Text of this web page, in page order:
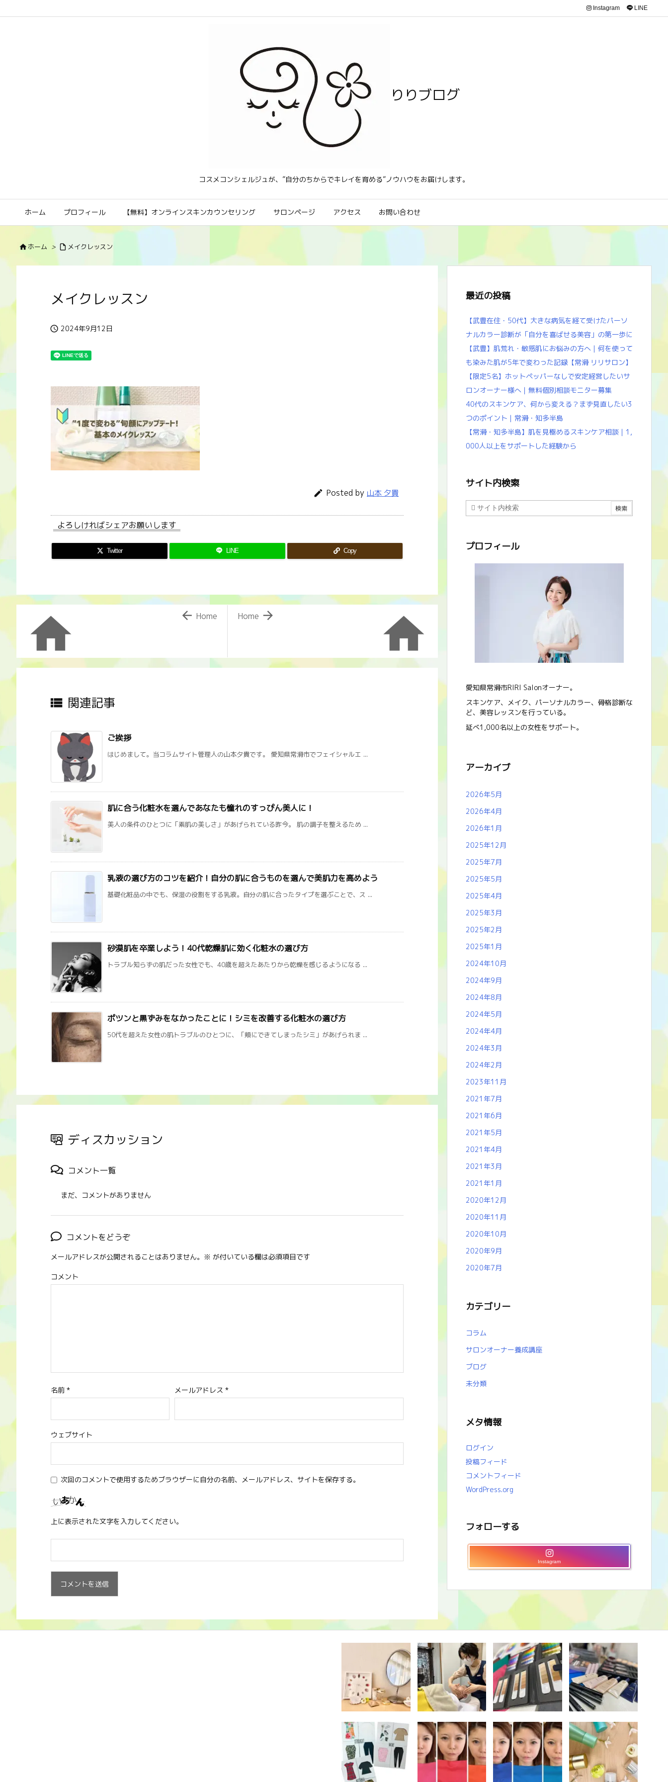
りりブログ
コスメコンシェルジュが、”自分のちからでキレイを育める”ノウハウをお届けします。
ホーム プロフィール 【無料】オンラインスキンカウンセリング サロンページ アクセス お問い合わせ
Instagram LINE
ホーム >  メイクレッスン
メイクレッスン
 2024年9月12日
 Posted by 山本 夕貴
よろしければシェアお願いします
Twitter LINE Copy


Home
  Home
 関連記事
ご挨拶
はじめまして。当コラムサイト管理人の山本夕貴です。 愛知県常滑市でフェイシャルエ ...
肌に合う化粧水を選んであなたも憧れのすっぴん美人に！
美人の条件のひとつに「素肌の美しさ」があげられている昨今。 肌の調子を整えるため ...
乳液の選び方のコツを紹介！自分の肌に合うものを選んで美肌力を高めよう
基礎化粧品の中でも、保湿の役割をする乳液。自分の肌に合ったタイプを選ぶことで、ス ...
砂漠肌を卒業しよう！40代乾燥肌に効く化粧水の選び方
トラブル知らずの肌だった女性でも、40歳を超えたあたりから乾燥を感じるようになる ...
ポツンと黒ずみをなかったことに！シミを改善する化粧水の選び方
50代を超えた女性の肌トラブルのひとつに、「頬にできてしまったシミ」があげられま ...
ディスカッション
コメント一覧
まだ、コメントがありません
コメントをどうぞ
メールアドレスが公開されることはありません。 ※ が付いている欄は必須項目です
コメント
名前 * メールアドレス *
ウェブサイト
次回のコメントで使用するためブラウザーに自分の名前、メールアドレス、サイトを保存する。
上に表示された文字を入力してください。
最近の投稿
【武豊在住・50代】大きな病気を経て受けたパーソ
ナルカラー診断が「自分を喜ばせる美容」の第一歩に
【武豊】肌荒れ・敏感肌にお悩みの方へ｜何を使って
も染みた肌が5年で変わった記録【常滑 リリサロン】
【限定5名】ホットペッパーなしで安定経営したいサ
ロンオーナー様へ｜無料個別相談モニター募集
40代のスキンケア、何から変える？まず見直したい3
つのポイント｜常滑・知多半島
【常滑・知多半島】肌を見極めるスキンケア相談｜1,
000人以上をサポートした経験から
サイト内検索
プロフィール
愛知県常滑市RIRI Salonオーナー。
スキンケア、メイク、パーソナルカラー、骨格診断な
ど、美容レッスンを行っている。
延べ1,000名以上の女性をサポート。
アーカイブ
2026年5月
2026年4月
2026年1月
2025年12月
2025年7月
2025年5月
2025年4月
2025年3月
2025年2月
2025年1月
2024年10月
2024年9月
2024年8月
2024年5月
2024年4月
2024年3月
2024年2月
2023年11月
2021年7月
2021年6月
2021年5月
2021年4月
2021年3月
2021年1月
2020年12月
2020年11月
2020年10月
2020年9月
2020年7月
カテゴリー
コラム
サロンオーナー養成講座
ブログ
未分類
メタ情報
ログイン
投稿フィード
コメントフィード
WordPress.org
フォローする
Instagram